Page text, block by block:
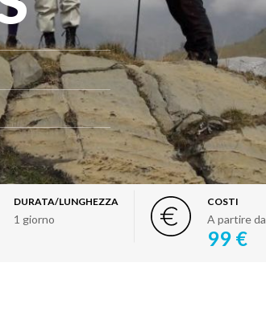
DURATA/LUNGHEZZA
1 giorno
COSTI
A partire da
99 €